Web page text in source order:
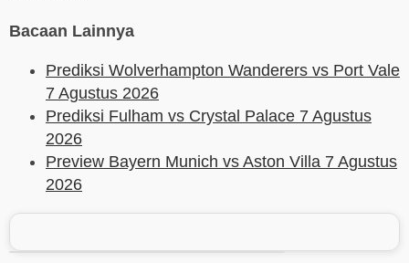
Bacaan Lainnya
Prediksi Wolverhampton Wanderers vs Port Vale
7 Agustus 2026
Prediksi Fulham vs Crystal Palace 7 Agustus
2026
Preview Bayern Munich vs Aston Villa 7 Agustus
2026